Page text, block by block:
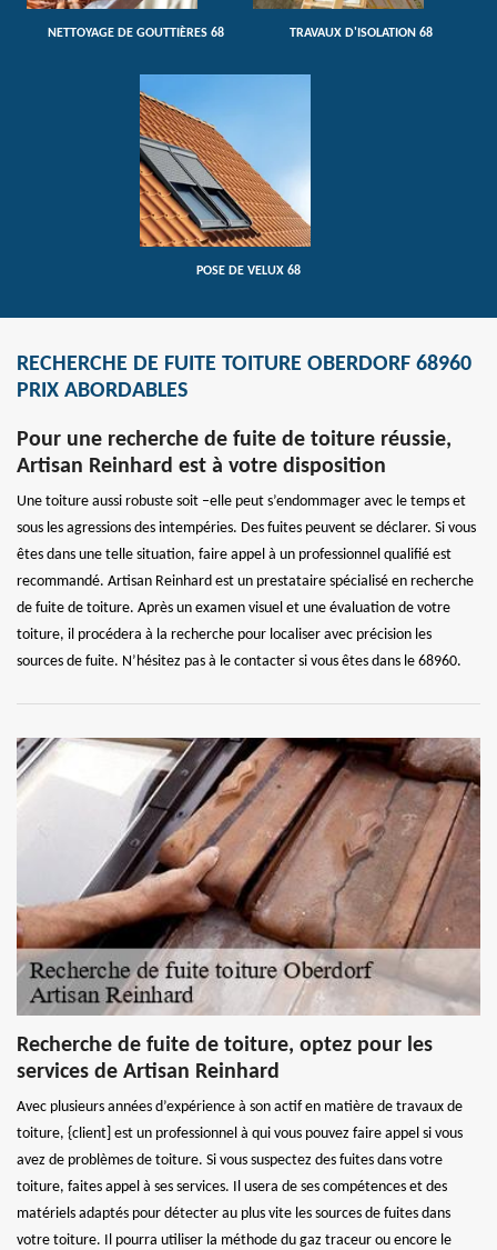
NETTOYAGE DE GOUTTIÈRES 68 TRAVAUX D'ISOLATION 68
POSE DE VELUX 68
RECHERCHE DE FUITE TOITURE OBERDORF 68960
PRIX ABORDABLES
Pour une recherche de fuite de toiture réussie,
Artisan Reinhard est à votre disposition
Une toiture aussi robuste soit –elle peut s’endommager avec le temps et
sous les agressions des intempéries. Des fuites peuvent se déclarer. Si vous
êtes dans une telle situation, faire appel à un professionnel qualifié est
recommandé. Artisan Reinhard est un prestataire spécialisé en recherche
de fuite de toiture. Après un examen visuel et une évaluation de votre
toiture, il procédera à la recherche pour localiser avec précision les
sources de fuite. N’hésitez pas à le contacter si vous êtes dans le 68960.
Recherche de fuite de toiture, optez pour les
services de Artisan Reinhard
Avec plusieurs années d’expérience à son actif en matière de travaux de
toiture, {client] est un professionnel à qui vous pouvez faire appel si vous
avez de problèmes de toiture. Si vous suspectez des fuites dans votre
toiture, faites appel à ses services. Il usera de ses compétences et des
matériels adaptés pour détecter au plus vite les sources de fuites dans
votre toiture. Il pourra utiliser la méthode du gaz traceur ou encore le